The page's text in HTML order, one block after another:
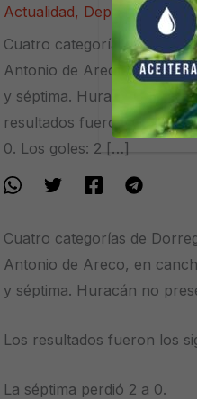
Actualidad, Deportes / Por
Cuatro categorías de
Antonio de Areco, en
y séptima. Huracán no
resultados fueron los
0. Los goles: 2 […]
Cuatro categorías de
Antonio de Areco, en
y séptima. Huracán no
Los resultados fueron los
La séptima perdió 2 a 0.